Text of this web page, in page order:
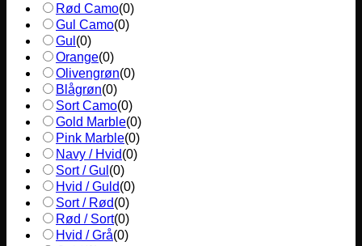
Rød Camo(0)
Gul Camo(0)
Gul (0)
Orange(0)
Olivengrøn(0)
Blågrøn(0)
Sort Camo(0)
Gold Marble(0)
Pink Marble(0)
Navy / Hvid(0)
Sort / Gul (0)
Hvid / Guld(0)
Sort / Rød(0)
Rød / Sort(0)
Hvid / Grå(0)